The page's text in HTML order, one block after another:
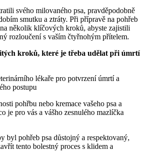
svého milovaného psa, pravděpodobně
smutku a ztráty. Při přípravě na pohřeb
několik klíčových kroků, abyste zajistili
rozloučení s vaším čtyřnohým přítelem.
kroků, které je třeba udělat při úmrtí
lékaře pro potvrzení úmrtí a
postupu
pohřbu nebo kremace vašeho psa a
je pro vás a vášho zesnulého mazlíčka
byl pohřeb psa důstojný a respektovaný,
tento bolestný proces s klidem a